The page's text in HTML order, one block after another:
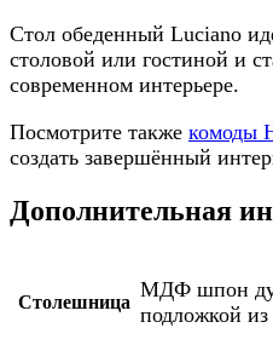
Стол обеденный Luciano
столовой или гостиной и
современном интерьере.
Посмотрите также комоды
создать завершённый
Дополнительная
Столешница
МДФ шпон
подложкой